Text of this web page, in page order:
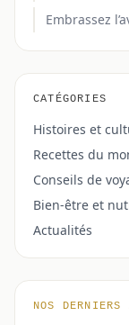
Embrassez
CATÉGORIES
Histoires et
Recettes du
Conseils de
Bien-être et
Actualités
NOS DERNIERS